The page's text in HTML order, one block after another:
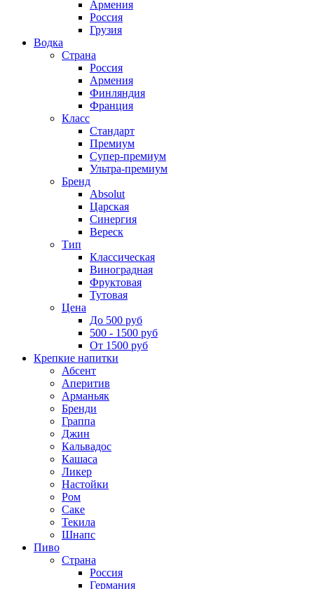
Армения
Россия
Грузия
Водка
Страна
Россия
Армения
Финляндия
Франция
Класс
Стандарт
Премиум
Супер-премиум
Ультра-премиум
Бренд
Absolut
Царская
Синергия
Вереск
Тип
Классическая
Виноградная
Фруктовая
Тутовая
Цена
До 500 руб
500 - 1500 руб
От 1500 руб
Крепкие напитки
Абсент
Аперитив
Арманьяк
Бренди
Граппа
Джин
Кальвадос
Кашаса
Ликер
Настойки
Ром
Саке
Текила
Шнапс
Пиво
Страна
Россия
Германия